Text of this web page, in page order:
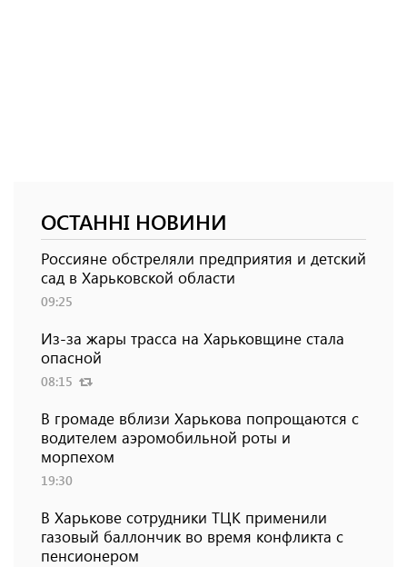
ОСТАННІ НОВИНИ
Россияне обстреляли предприятия и детский
сад в Харьковской области
09:25
Из-за жары трасса на Харьковщине стала
опасной
08:15
В громаде вблизи Харькова попрощаются с
водителем аэромобильной роты и
морпехом
19:30
В Харькове сотрудники ТЦК применили
газовый баллончик во время конфликта с
пенсионером